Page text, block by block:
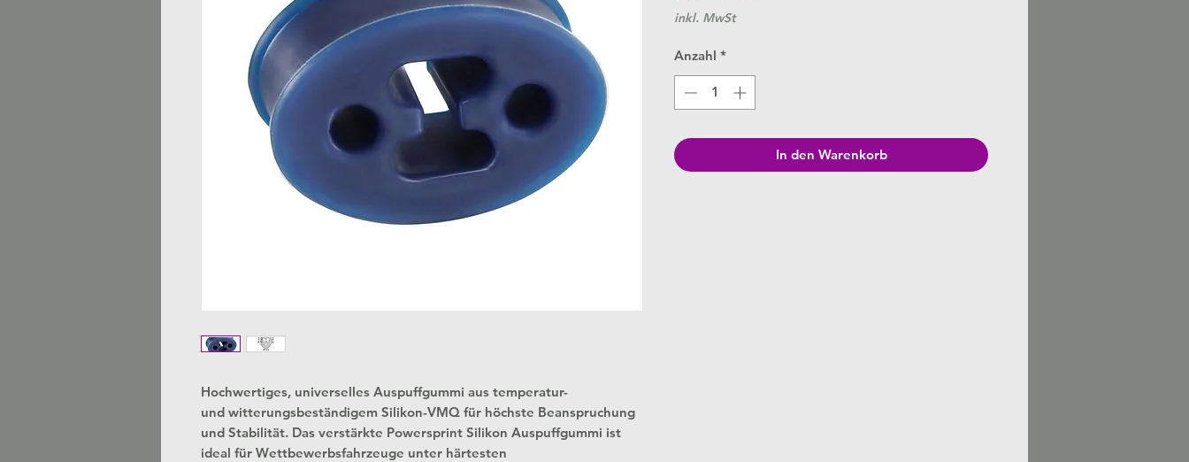
Hochwertiges, universelles Auspuffgummi aus temperatur-
und witterungsbeständigem Silikon-VMQ für höchste Bean­spru­chung
und Stabilität. Das verstärkte Powersprint Silikon Auspuffgummi ist
ideal für Wettbewerbsfahrzeuge unter härtesten
inkl. MwSt
Anzahl *
In den Warenkorb